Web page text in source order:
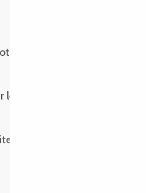
Newsletter
réseaux sociaux en
sur le site internet